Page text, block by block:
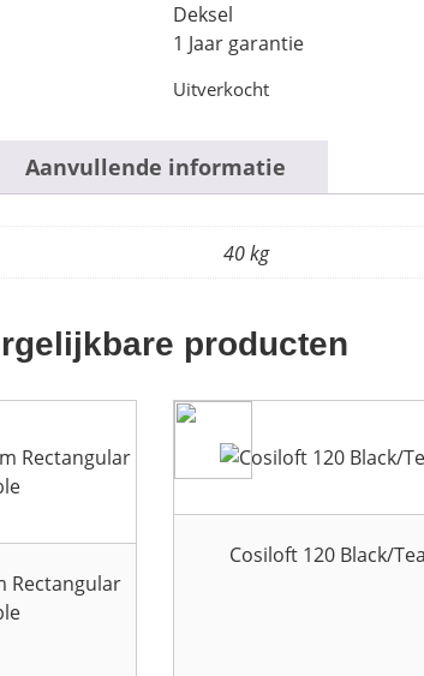
Deksel
1 Jaar garantie
Uitverkocht
Aanvullende informatie
40 kg
producten
Rectangular
Cosiloft 120 Black/